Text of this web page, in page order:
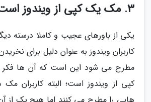
3. مک یک کپی از ویندوز است!
یکی از باورهای عجیب و کاملا درسته
کاربران ویندوز به عنوان دلیل برای
مطرح می شود این است که آن ها
کپی از ویندوز است؛ البته کاربران